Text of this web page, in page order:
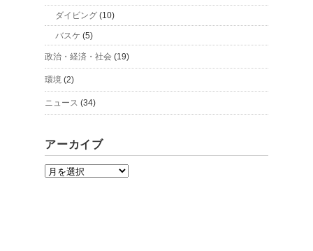
ダイビング (10)
バスケ (5)
政治・経済・社会 (19)
環境 (2)
ニュース (34)
アーカイブ
ア